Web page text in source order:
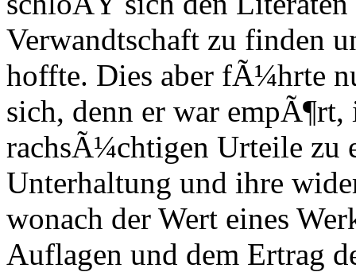
Verwandtschaft zu finden
hoffte. Dies aber fÃ¼hrte
sich, denn er war
rachsÃ¼chtigen Urteile zu
Unterhaltung und ihre
wonach der Wert eines
Auflagen und dem Ertrag